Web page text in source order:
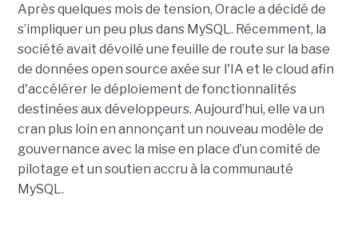
Après quelques mois de tension, Oracle a décidé de
s’impliquer un peu plus dans MySQL. Récemment, la
société avait dévoilé une feuille de route sur la base
de données open source axée sur l'IA et le cloud afin
d'accélérer le déploiement de fonctionnalités
destinées aux développeurs. Aujourd’hui, elle va un
cran plus loin en annonçant un nouveau modèle de
gouvernance avec la mise en place d’un comité de
pilotage et un soutien accru à la communauté
MySQL.